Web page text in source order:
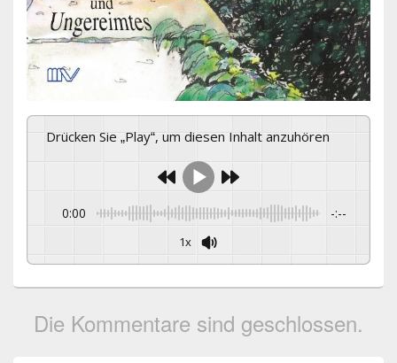
Drücken Sie „Play“, um diesen Inhalt anzuhören
0:00 -:--
1x
Die Kommentare sind geschlossen.